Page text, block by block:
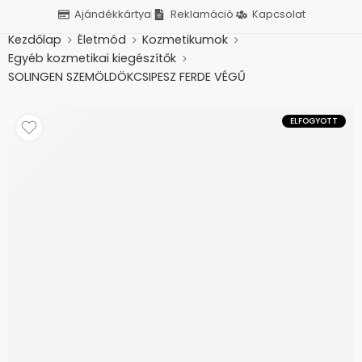
Ajándékkártya Reklamáció Kapcsolat
Kezdőlap Életmód
Kozmetikumok
Egyéb kozmetikai kiegészítők
SOLINGEN SZEMÖLDÖKCSIPESZ FERDE VÉGŰ
ELFOGYOTT